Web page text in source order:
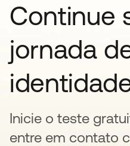
Continue
jornada
Inicie o teste
entre em contato